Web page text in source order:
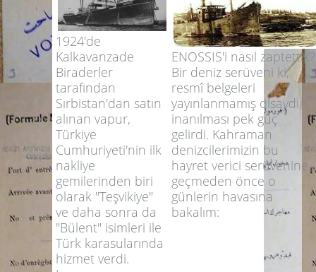
1924'de
Kalkavanzade
Biraderler
tarafından
Sırbistan'dan satın
alınan vapur,
Türkiye
Cumhuriyeti'nin ilk
nakliye
gemilerinden biri
olarak "Teşvikiye"
ve daha sonra da
"Bülent" isimleri ile
Türk karasularında
hizmet verdi.
ENOSSIS'i nasıl zaptettik?
Bir deniz serüveni ki,
resmî belgeleri
yayınlanmamış olsaydı,
inanılması pek güç
gelirdi. Kahraman
denizcilerimizin bu
hayret verici serüvenine
geçmeden önce o
günlerin havasına
bakalım: